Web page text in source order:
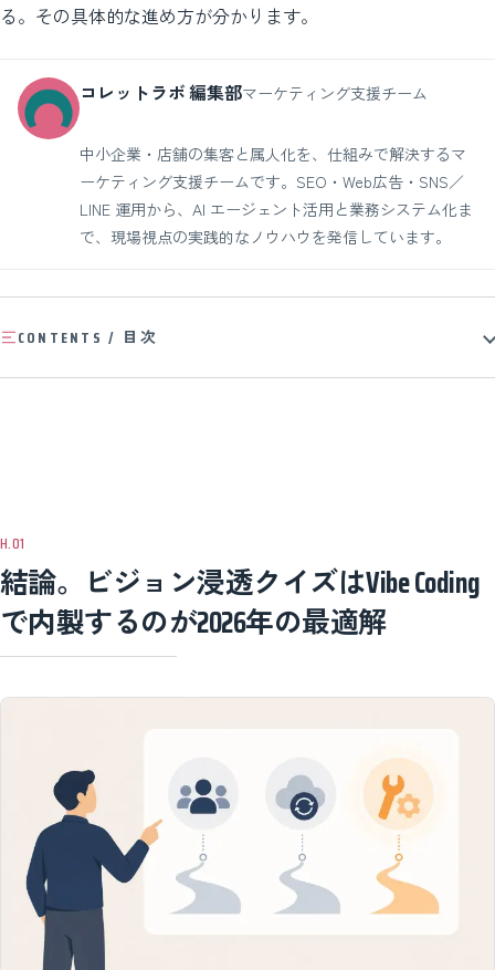
る。その具体的な進め方が分かります。
コレットラボ 編集部マーケティング支援チーム
中小企業・店舗の集客と属人化を、仕組みで解決するマ
ーケティング支援チームです。SEO・Web広告・SNS／
LINE 運用から、AI エージェント活用と業務システム化ま
で、現場視点の実践的なノウハウを発信しています。
CONTENTS / 目次
結論。ビジョン浸透クイズはVibe Coding
で内製するのが2026年の最適解